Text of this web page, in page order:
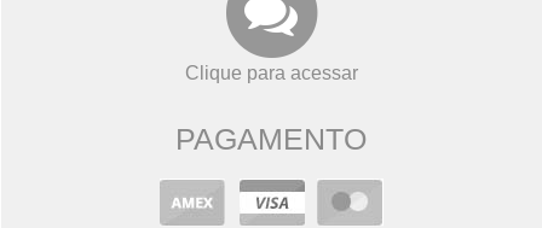
Clique para acessar
PAGAMENTO